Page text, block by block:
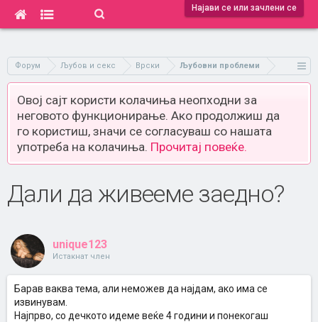
Најави се или зачлени се
Форум Љубов и секс Врски Љубовни проблеми
Овој сајт користи колачиња неопходни за
неговото функционирање. Ако продолжиш да
го користиш, значи се согласуваш со нашата
употреба на колачиња. Прочитај повеќе.
Дали да живееме заедно?
unique123
Истакнат член
Барав ваква тема, али неможев да најдам, ако има се
извинувам.
Најпрво, со дечкото идеме веќе 4 години и понекогаш